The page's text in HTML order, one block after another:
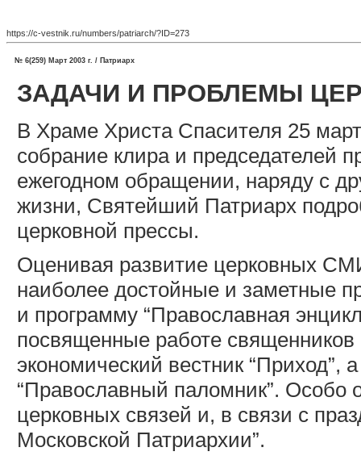
https://c-vestnik.ru/numbers/patriarch/?ID=273
№ 6(259) Март 2003 г. / Патриарх
ЗАДАЧИ И ПРОБЛЕМЫ
В Храме Христа Спасителя 25
собрание клира и председателей
ежегодном обращении, наряду с
жизни, Святейший Патриарх
церковной прессы.
Оценивая развитие церковных
наиболее достойные и заметные
и программу “Православная
посвященные работе
экономический вестник “Приход”,
“Православный паломник”. Особо
церковных связей и, в связи с
Московской Патриархии”.